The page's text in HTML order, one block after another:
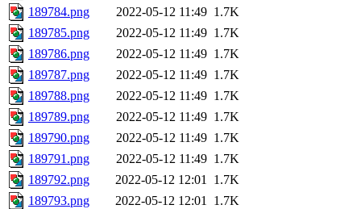
189784.png
2022-05-12 11:49 1.7K
189785.png
2022-05-12 11:49 1.7K
189786.png
2022-05-12 11:49 1.7K
189787.png
2022-05-12 11:49 1.7K
189788.png
2022-05-12 11:49 1.7K
189789.png
2022-05-12 11:49 1.7K
189790.png
2022-05-12 11:49 1.7K
189791.png
2022-05-12 11:49 1.7K
189792.png
2022-05-12 12:01 1.7K
189793.png
2022-05-12 12:01 1.7K